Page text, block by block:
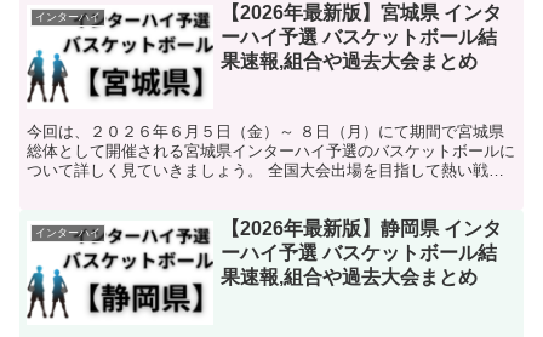
インターハイ
【2026年最新版】宮城県 インタ
ーハイ予選 バスケットボール結
果速報,組合や過去大会まとめ
今回は、２０２６年６月５日（金）～ ８日（月）にて期間で宮城県
総体として開催される宮城県インターハイ予選のバスケットボールに
ついて詳しく見ていきましょう。 全国大会出場を目指して熱い戦い
インターハイ
【2026年最新版】静岡県 インタ
ーハイ予選 バスケットボール結
果速報,組合や過去大会まとめ